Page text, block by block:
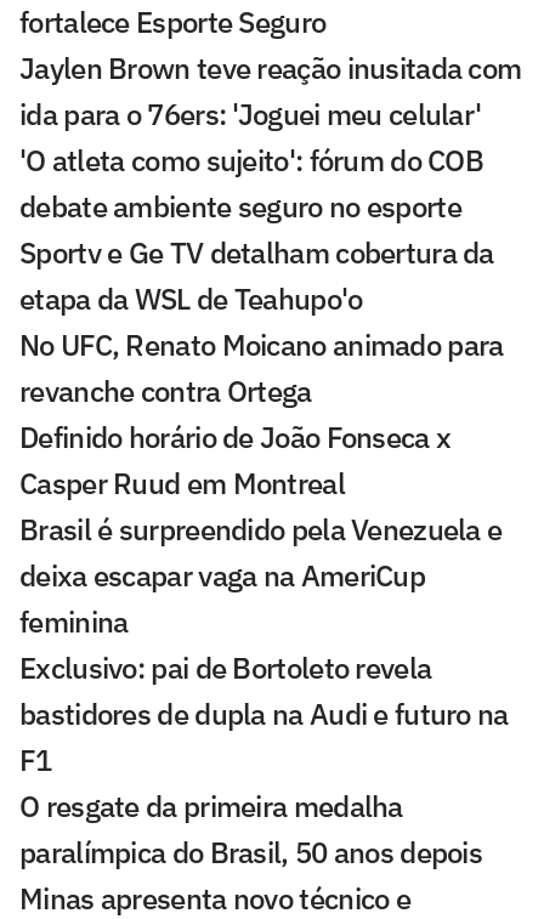
fortalece Esporte Seguro
Jaylen Brown teve reação inusitada com
ida para o 76ers: 'Joguei meu celular'
'O atleta como sujeito': fórum do COB
debate ambiente seguro no esporte
Sportv e Ge TV detalham cobertura da
etapa da WSL de Teahupo'o
No UFC, Renato Moicano animado para
revanche contra Ortega
Definido horário de João Fonseca x
Casper Ruud em Montreal
Brasil é surpreendido pela Venezuela e
deixa escapar vaga na AmeriCup
feminina
Exclusivo: pai de Bortoleto revela
bastidores de dupla na Audi e futuro na
F1
O resgate da primeira medalha
paralímpica do Brasil, 50 anos depois
Minas apresenta novo técnico e